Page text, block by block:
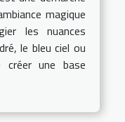
magique
les nuances
le bleu ciel ou
une base